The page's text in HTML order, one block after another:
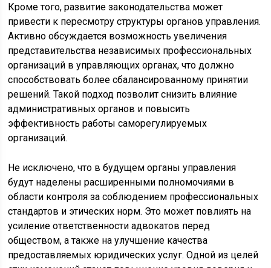
Кроме того, развитие законодательства может
привести к пересмотру структуры органов управления.
Активно обсуждается возможность увеличения
представительства независимых профессиональных
организаций в управляющих органах, что должно
способствовать более сбалансированному принятии
решений. Такой подход позволит снизить влияние
административных органов и повысить
эффективность работы саморегулируемых
организаций.
Не исключено, что в будущем органы управления
будут наделены расширенными полномочиями в
области контроля за соблюдением профессиональных
стандартов и этических норм. Это может повлиять на
усиление ответственности адвокатов перед
обществом, а также на улучшение качества
предоставляемых юридических услуг. Одной из целей